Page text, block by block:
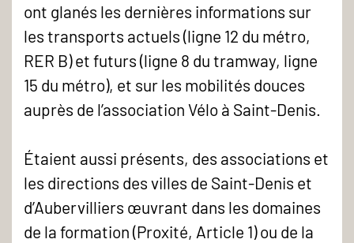
ont glanés les dernières informations sur
les transports actuels (ligne 12 du métro,
RER B) et futurs (ligne 8 du tramway, ligne
15 du métro), et sur les mobilités douces
auprès de l’association Vélo à Saint-Denis.
Étaient aussi présents, des associations et
les directions des villes de Saint-Denis et
d’Aubervilliers œuvrant dans les domaines
de la formation (Proxité, Article 1) ou de la